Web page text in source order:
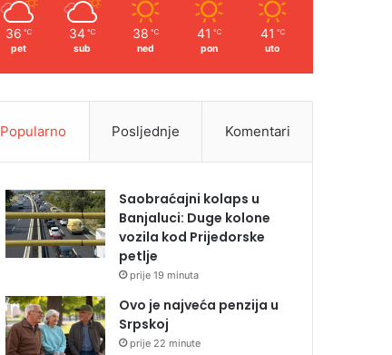
36 ℃
pet
34 ℃
sub
38 ℃
ned
41 ℃
pon
41 ℃
uto
Popularno Posljednje Komentari
Saobraćajni kolaps u
Banjaluci: Duge kolone
vozila kod Prijedorske
petlje
prije 19 minuta
Ovo je najveća penzija u
Srpskoj
prije 22 minute